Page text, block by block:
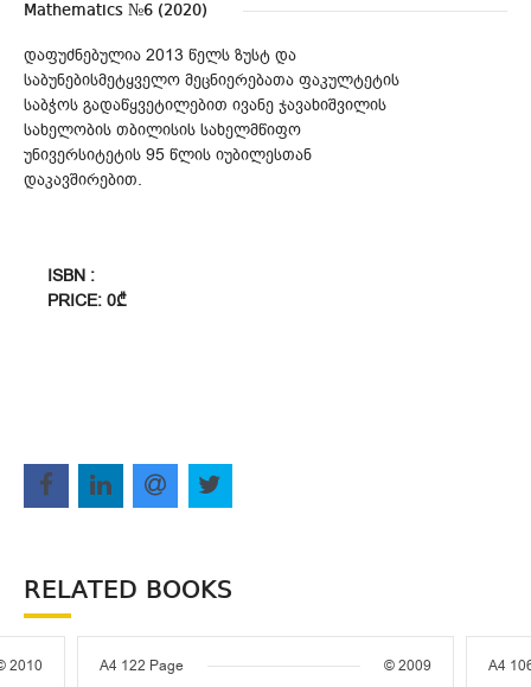
Mathematics №6 (2020)
დაფუძნებულია 2013 წელს ზუსტ და
საბუნებისმეტყველო მეცნიერებათა ფაკულტეტის
საბჭოს გადაწყვეტილებით ივანე ჯავახიშვილის
სახელობის თბილისის სახელმწიფო
უნივერსიტეტის 95 წლის იუბილესთან
დაკავშირებით.
ISBN :
PRICE: 0₾
RELATED BOOKS
2010 A4 122 Page © 2009 A4